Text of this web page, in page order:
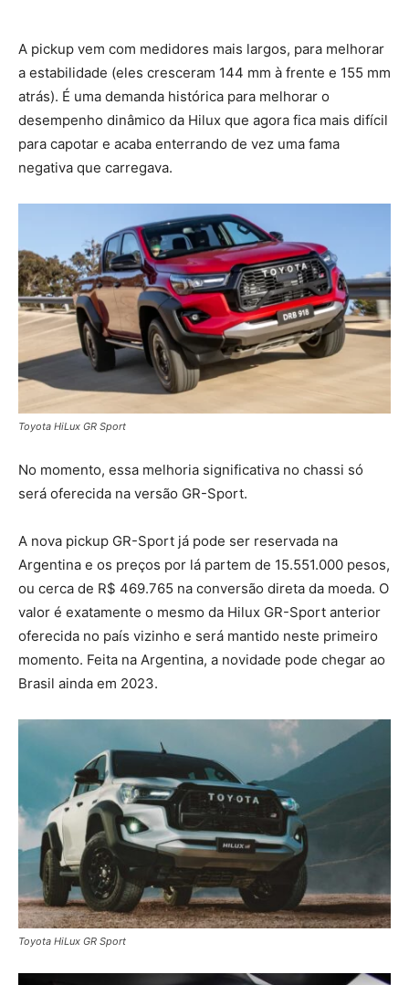
A pickup vem com medidores mais largos, para melhorar
a estabilidade (eles cresceram 144 mm à frente e 155 mm
atrás). É uma demanda histórica para melhorar o
desempenho dinâmico da Hilux que agora fica mais difícil
para capotar e acaba enterrando de vez uma fama
negativa que carregava.
Toyota HiLux GR Sport
No momento, essa melhoria significativa no chassi só
será oferecida na versão GR-Sport.
A nova pickup GR-Sport já pode ser reservada na
Argentina e os preços por lá partem de 15.551.000 pesos,
ou cerca de R$ 469.765 na conversão direta da moeda. O
valor é exatamente o mesmo da Hilux GR-Sport anterior
oferecida no país vizinho e será mantido neste primeiro
momento. Feita na Argentina, a novidade pode chegar ao
Brasil ainda em 2023.
Toyota HiLux GR Sport